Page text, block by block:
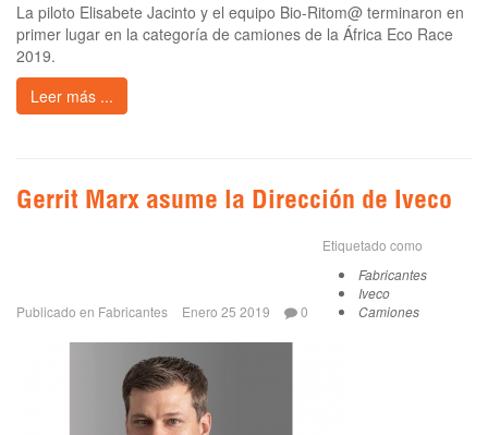
La piloto Elisabete Jacinto y el equipo Bio-Ritom@ terminaron en
primer lugar en la categoría de camiones de la África Eco Race
2019.
Leer más ...
Gerrit Marx asume la Dirección de Iveco
Publicado en Fabricantes Enero 25 2019 0
Etiquetado como
Fabricantes
Iveco
Camiones